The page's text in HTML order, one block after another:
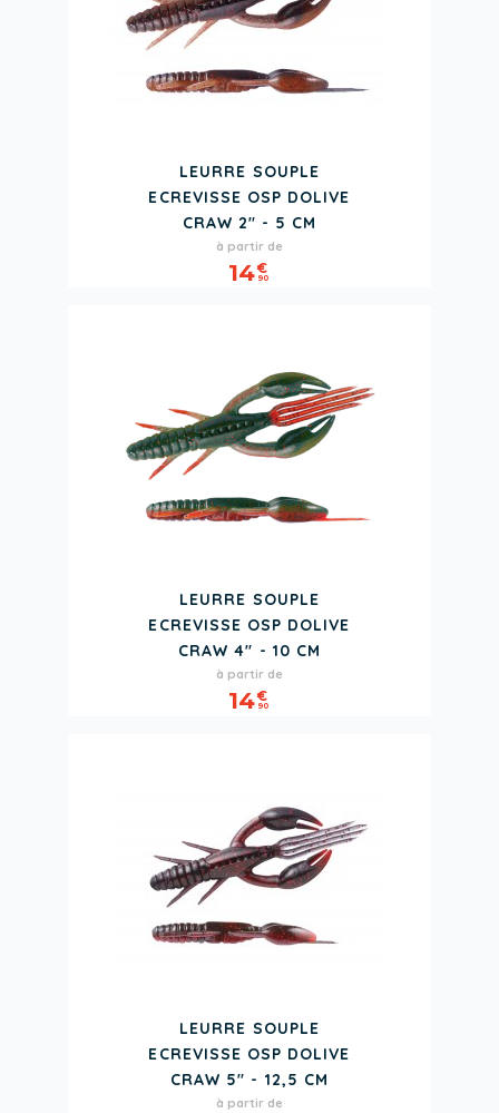
LEURRE SOUPLE
ECREVISSE OSP DOLIVE
CRAW 2" - 5 CM
Prix
à partir de
14€
90
LEURRE SOUPLE
ECREVISSE OSP DOLIVE
CRAW 4" - 10 CM
Prix
à partir de
14€
90
LEURRE SOUPLE
ECREVISSE OSP DOLIVE
CRAW 5" - 12,5 CM
Prix
à partir de